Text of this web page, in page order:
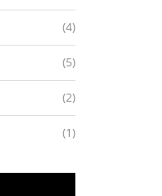
(4)
(5)
(2)
(1)